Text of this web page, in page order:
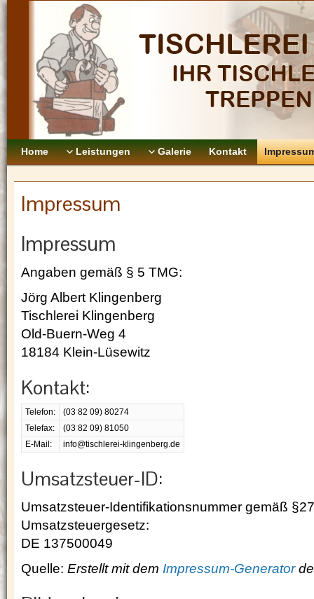
Home Leistungen Galerie Kontakt
Impressum
Impressum
Angaben gemäß § 5 TMG:
Jörg Albert Klingenberg
Tischlerei Klingenberg
Old-Buern-Weg 4
18184 Klein-Lüsewitz
Kontakt:
Telefon:
(03 82 09) 80274
Telefax:
(03 82 09) 81050
E-Mail:
info@tischlerei-klingenberg.de
Umsatzsteuer-ID:
Umsatzsteuer-Identifikationsnummer gemäß
Umsatzsteuergesetz:
DE 137500049
Quelle: Erstellt mit dem Impressum-Generator